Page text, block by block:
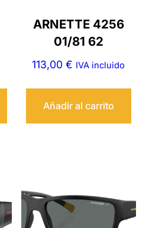
ARNETTE 4256
01/81 62
113,00€ IVA incluido
Añadir al carrito